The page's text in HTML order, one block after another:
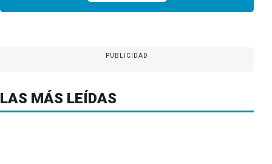
PUBLICIDAD
LAS MÁS LEÍDAS